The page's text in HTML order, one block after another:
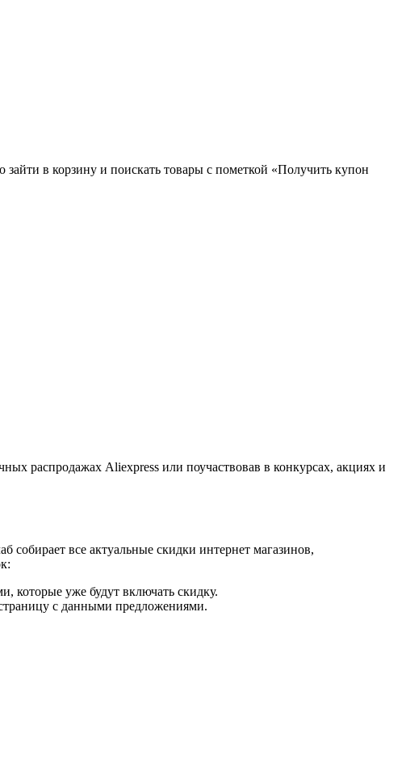
в корзину и поискать товары с пометкой «Получить купон
распродажах Aliexpress или поучаствовав в конкурсах, акциях и
все актуальные скидки интернет магазинов,
которые уже будут включать скидку.
с данными предложениями.